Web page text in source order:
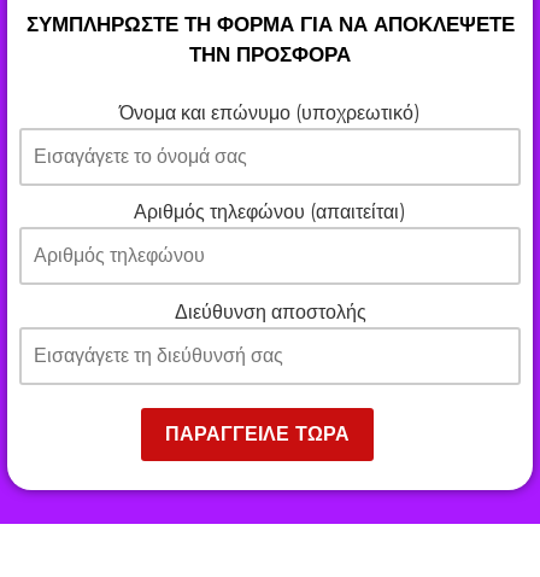
ΣΥΜΠΛΗΡΩΣΤΕ ΤΗ ΦΟΡΜΑ ΓΙΑ ΝΑ ΑΠΟΚΛΕΨΕΤΕ
ΤΗΝ ΠΡΟΣΦΟΡΑ
Όνομα και επώνυμο (υποχρεωτικό)
Αριθμός τηλεφώνου (απαιτείται)
Διεύθυνση αποστολής